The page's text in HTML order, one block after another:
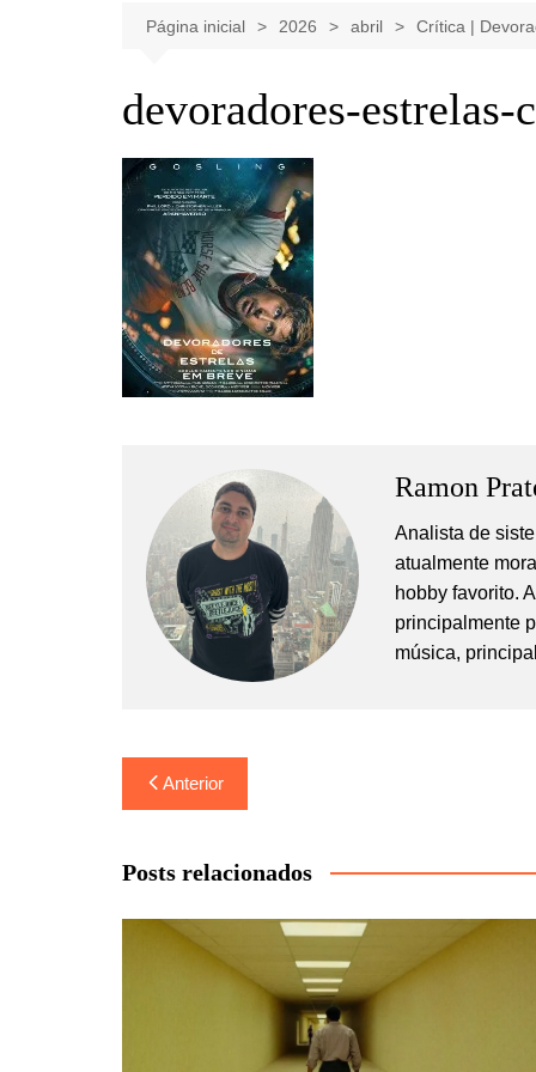
Celebridades
Música
Notícias
Clássicos
Livros
Página inicial 2026 abril Crítica |
devoradores-estrelas-
Ramon
Analista de
atualmente
hobby favorito.
principalmente
música,
Navegação
de
Post
Anterior
Posts relacionados